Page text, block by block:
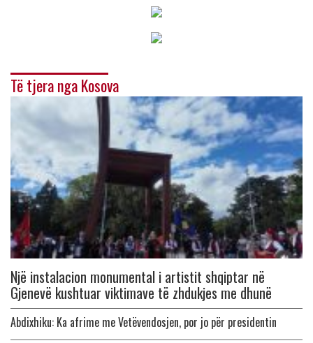
Të tjera nga Kosova
Një instalacion monumental i artistit shqiptar në
Gjenevë kushtuar viktimave të zhdukjes me dhunë
Abdixhiku: Ka afrime me Vetëvendosjen, por jo për presidentin